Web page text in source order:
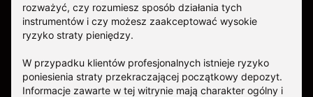
rozważyć, czy rozumiesz sposób działania tych
instrumentów i czy możesz zaakceptować wysokie
ryzyko straty pieniędzy.
W przypadku klientów profesjonalnych istnieje ryzyko
poniesienia straty przekraczającej początkowy depozyt.
Informacje zawarte w tej witrynie mają charakter ogólny i